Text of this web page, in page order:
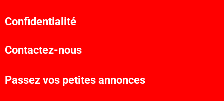
Confidentialité
Contactez-nous
Passez vos petites annonces